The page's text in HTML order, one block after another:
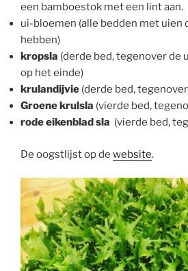
een bamboestok met een lint aan.
ui-bloemen (alle bedden met uien
hebben)
kropsla (derde bed, tegenover de
op het einde)
krulandijvie (derde bed,
Groene krulsla (vierde bed,
rode eikenblad sla (vierde bed,
De oogstlijst op de website.